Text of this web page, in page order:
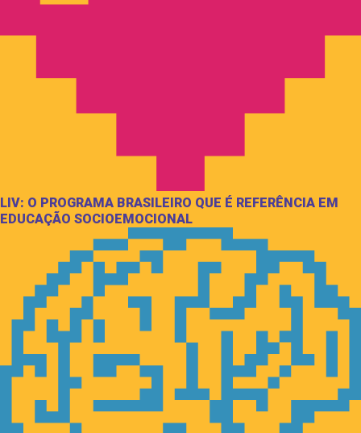
LIV: O PROGRAMA BRASILEIRO QUE É REFERÊNCIA EM
EDUCAÇÃO SOCIOEMOCIONAL